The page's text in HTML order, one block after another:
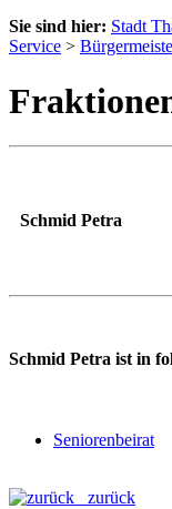
Sie sind hier: Stadt
Service >
Schmid Petra
Schmid Petra ist in
Seniorenbeirat
zurück